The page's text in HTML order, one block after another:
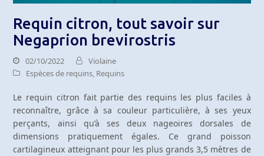
Requin citron, tout savoir sur
Negaprion brevirostris
02/10/2022
Violaine
Espèces de requins, Requins
Le requin citron fait partie des requins les plus faciles à
reconnaître, grâce à sa couleur particulière, à ses yeux
perçants, ainsi qu’à ses deux nageoires dorsales de
dimensions pratiquement égales. Ce grand poisson
cartilagineux atteignant pour les plus grands 3,5 mètres de